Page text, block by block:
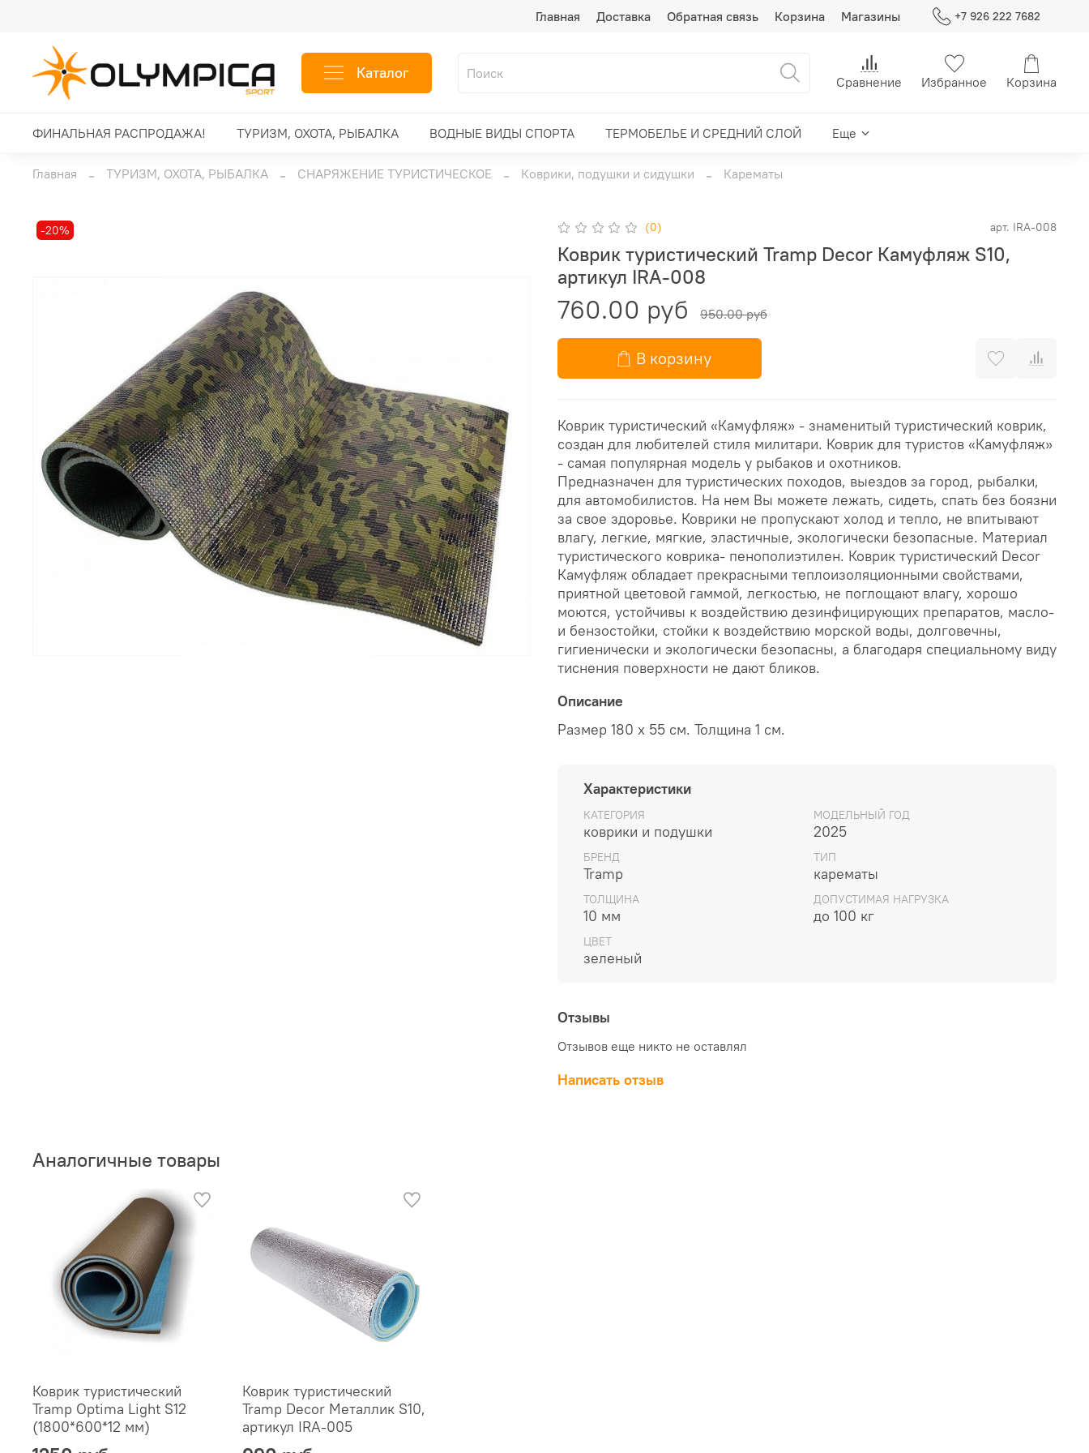
Главная Доставка Обратная связь Корзина Магазины +7 926 222 7682
Каталог Сравнение Избранное Корзина
ФИНАЛЬНАЯ РАСПРОДАЖА! ТУРИЗМ, ОХОТА, РЫБАЛКА ВОДНЫЕ ВИДЫ СПОРТА ТЕРМОБЕЛЬЕ И СРЕДНИЙ СЛОЙ Еще
Главная ТУРИЗМ, ОХОТА, РЫБАЛКА СНАРЯЖЕНИЕ ТУРИСТИЧЕСКОЕ Коврики, подушки и сидушки Карематы
-20% (0) арт. IRA-008
Коврик туристический Tramp Decor Камуфляж S10,
артикул IRA-008
760.00 руб 950.00 руб
В корзину
Коврик туристический «Камуфляж» - знаменитый туристический коврик,
создан для любителей стиля милитари. Коврик для туристов «Камуфляж»
- самая популярная модель у рыбаков и охотников.
Предназначен для туристических походов, выездов за город, рыбалки,
для автомобилистов. На нем Вы можете лежать, сидеть, спать без боязни
за свое здоровье. Коврики не пропускают холод и тепло, не впитывают
влагу, легкие, мягкие, эластичные, экологически безопасные. Материал
туристического коврика- пенополиэтилен. Коврик туристический Decor
Камуфляж обладает прекрасными теплоизоляционными свойствами,
приятной цветовой гаммой, легкостью, не поглощают влагу, хорошо
моются, устойчивы к воздействию дезинфицирующих препаратов, масло-
и бензостойки, стойки к воздействию морской воды, долговечны,
гигиенически и экологически безопасны, а благодаря специальному виду
тиснения поверхности не дают бликов.
Описание
Размер 180 х 55 см. Толщина 1 см.
Характеристики
КАТЕГОРИЯ
коврики и подушки
МОДЕЛЬНЫЙ ГОД
2025
БРЕНД
Tramp
ТИП
карематы
ТОЛЩИНА
10 мм
ДОПУСТИМАЯ НАГРУЗКА
до 100 кг
ЦВЕТ
зеленый
Отзывы
Отзывов еще никто не оставлял
Написать отзыв
Аналогичные товары
Коврик туристический
Tramp Optima Light S12
(1800*600*12 мм)
Коврик туристический
Tramp Decor Металлик S10,
артикул IRA-005